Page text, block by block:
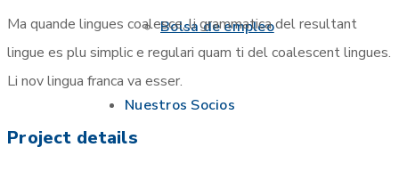
Bolsa de empleo
Nuestros Socios
Ma quande lingues coalesce, li grammatica del resultant
lingue es plu simplic e regulari quam ti del coalescent lingues.
Li nov lingua franca va esser.
Project details